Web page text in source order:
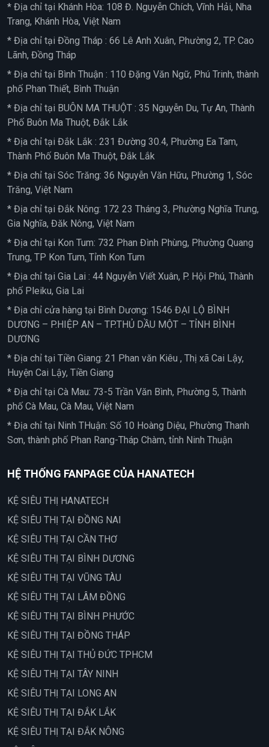
* Địa chỉ tại Khánh Hòa: 108 Đ. Nguyễn Chích, Vĩnh Hải, Nha
Trang, Khánh Hòa, Việt Nam
* Địa chỉ tại Đồng Tháp : 66 Lê Anh Xuân, Phường 2, TP. Cao
Lãnh, Đồng Tháp
* Địa chỉ tại Bình Thuận : 110 Đặng Văn Ngữ, Phú Trinh, thành
phố Phan Thiết, Bình Thuận
* Địa chỉ tại BUÔN MA THUỘT : 35 Nguyễn Du, Tự An, Thành
Phố Buôn Ma Thuột, Đắk Lắk
* Địa chỉ tại Đắk Lắk : 231 Đường 30.4, Phường Ea Tam,
Thành Phố Buôn Ma Thuột, Đắk Lắk
* Địa chỉ tại Sóc Trăng: 36 Nguyễn Văn Hữu, Phường 1, Sóc
Trăng, Việt Nam
* Địa chỉ tại Đắk Nông: 172 23 Tháng 3, Phường Nghĩa Trung,
Gia Nghĩa, Đăk Nông, Việt Nam
* Địa chỉ tại Kon Tum: 732 Phan Đình Phùng, Phường Quang
Trung, TP Kon Tum, Tỉnh Kon Tum
* Địa chỉ tại Gia Lai : 44 Nguyễn Viết Xuân, P. Hội Phú, Thành
phố Pleiku, Gia Lai
* Địa chỉ cửa hàng tại Bình Dương: 1546 ĐẠI LỘ BÌNH
DƯƠNG – P.HIỆP AN – TP.THỦ DẦU MỘT – TỈNH BÌNH
DƯƠNG
* Địa chỉ tại Tiền Giang: 21 Phan văn Kiêu , Thị xã Cai Lậy,
Huyện Cai Lậy, Tiền Giang
* Địa chỉ tại Cà Mau: 73-5 Trần Văn Bình, Phường 5, Thành
phố Cà Mau, Cà Mau, Việt Nam
* Địa chỉ tại Ninh THuận: Số 10 Hoàng Diệu, Phường Thanh
Sơn, thành phố Phan Rang-Tháp Chàm, tỉnh Ninh Thuận
HỆ THỐNG FANPAGE CỦA HANATECH
KỆ SIÊU THỊ HANATECH
KỆ SIÊU THỊ TẠI ĐỒNG NAI
KỆ SIÊU THỊ TẠI CẦN THƠ
KỆ SIÊU THỊ TẠI BÌNH DƯƠNG
KỆ SIÊU THỊ TẠI VŨNG TÀU
KỆ SIÊU THỊ TẠI LÂM ĐỒNG
KỆ SIÊU THỊ TẠI BÌNH PHƯỚC
KỆ SIÊU THỊ TẠI ĐỒNG THÁP
KỆ SIÊU THỊ TẠI THỦ ĐỨC TPHCM
KỆ SIÊU THỊ TẠI TÂY NINH
KỆ SIÊU THỊ TẠI LONG AN
KỆ SIÊU THỊ TẠI ĐẮK LẮK
KỆ SIÊU THỊ TẠI ĐẮK NÔNG